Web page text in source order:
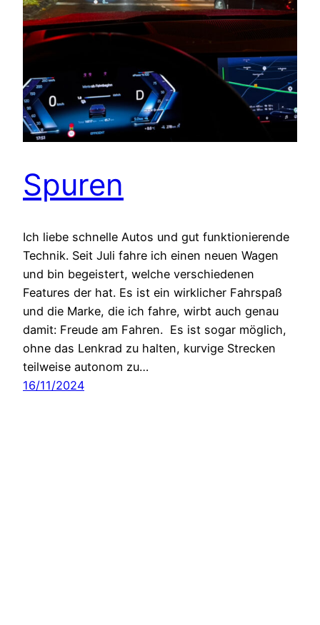
Spuren
Ich liebe schnelle Autos und gut funktionierende
Technik. Seit Juli fahre ich einen neuen Wagen
und bin begeistert, welche verschiedenen
Features der hat. Es ist ein wirklicher Fahrspaß
und die Marke, die ich fahre, wirbt auch genau
damit: Freude am Fahren. Es ist sogar möglich,
ohne das Lenkrad zu halten, kurvige Strecken
teilweise autonom zu…
16/11/2024